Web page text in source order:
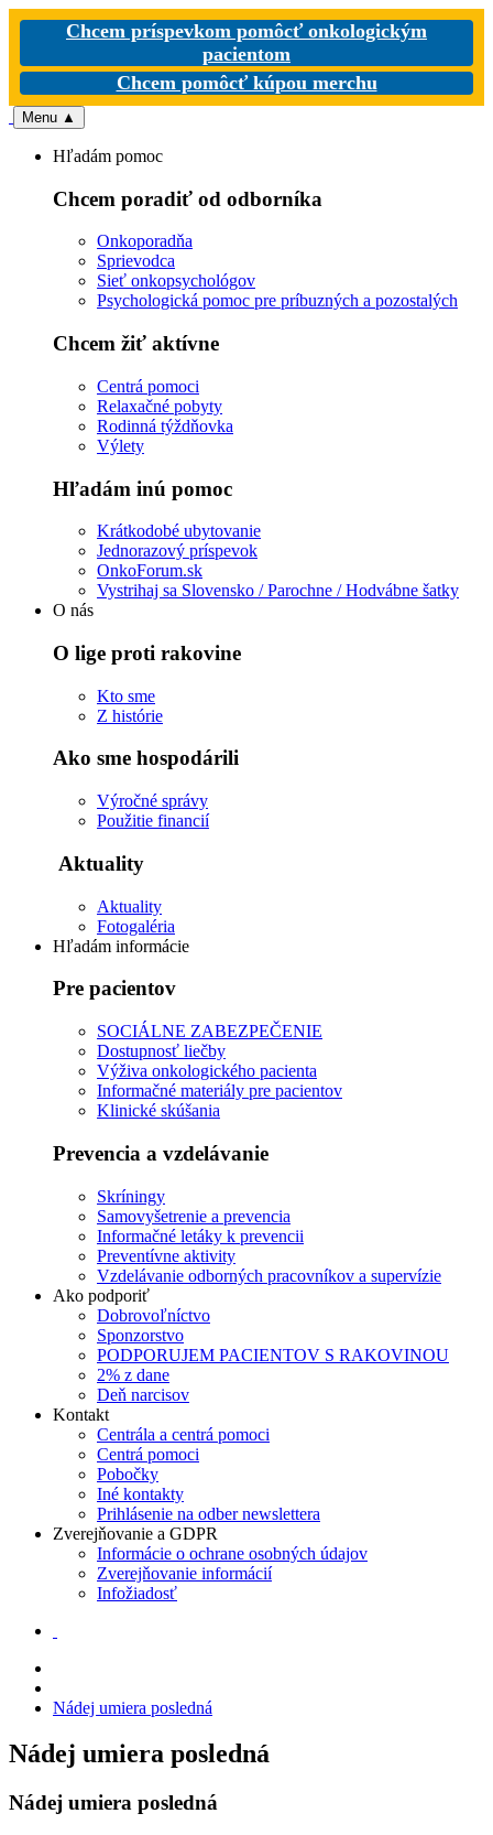
Chcem príspevkom pomôcť onkologickým
pacientom
Chcem pomôcť kúpou merchu
Menu ▲
Hľadám pomoc
Chcem poradiť od odborníka
Onkoporadňa
Sprievodca
Sieť onkopsychológov
Psychologická pomoc pre príbuzných a pozostalých
Chcem žiť aktívne
Centrá pomoci
Relaxačné pobyty
Rodinná týždňovka
Výlety
Hľadám inú pomoc
Krátkodobé ubytovanie
Jednorazový príspevok
OnkoForum.sk
Vystrihaj sa Slovensko / Parochne / Hodvábne šatky
O nás
O lige proti rakovine
Kto sme
Z histórie
Ako sme hospodárili
Výročné správy
Použitie financií
Aktuality
Aktuality
Fotogaléria
Hľadám informácie
Pre pacientov
SOCIÁLNE ZABEZPEČENIE
Dostupnosť liečby
Výživa onkologického pacienta
Informačné materiály pre pacientov
Klinické skúšania
Prevencia a vzdelávanie
Skríningy
Samovyšetrenie a prevencia
Informačné letáky k prevencii
Preventívne aktivity
Vzdelávanie odborných pracovníkov a supervízie
Ako podporiť
Dobrovoľníctvo
Sponzorstvo
PODPORUJEM PACIENTOV S RAKOVINOU
2% z dane
Deň narcisov
Kontakt
Centrála a centrá pomoci
Centrá pomoci
Pobočky
Iné kontakty
Prihlásenie na odber newslettera
Zverejňovanie a GDPR
Informácie o ochrane osobných údajov
Zverejňovanie informácií
Infožiadosť
Nádej umiera posledná
Nádej umiera posledná
Nádej umiera posledná